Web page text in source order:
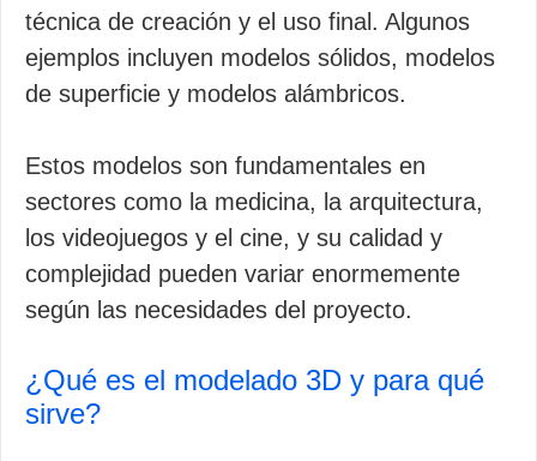
técnica de creación y el uso final. Algunos
ejemplos incluyen modelos sólidos, modelos
de superficie y modelos alámbricos.
Estos modelos son fundamentales en
sectores como la medicina, la arquitectura,
los videojuegos y el cine, y su calidad y
complejidad pueden variar enormemente
según las necesidades del proyecto.
¿Qué es el modelado 3D y para qué
sirve?